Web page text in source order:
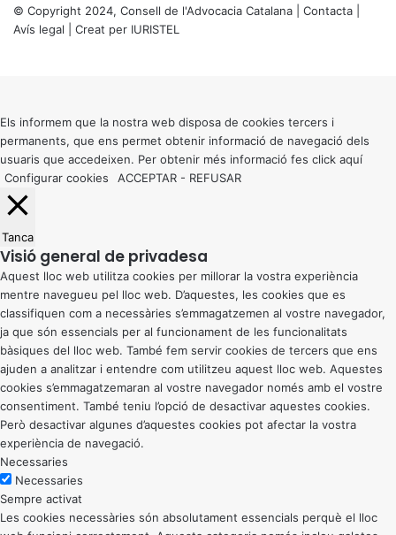
© Copyright 2024, Consell de l'Advocacia Catalana | Contacta
Avís legal | Creat per IURISTEL
button
Els informem que la nostra web disposa de cookies tercers i
permanents, que ens permet obtenir informació de navegació dels
usuaris que accedeixen. Per obtenir més informació fes click aquí
Configurar cookies
ACCEPTAR - REFUSAR
Tanca
Visió general de privadesa
Aquest lloc web utilitza cookies per millorar la vostra experiència
mentre navegueu pel lloc web. D’aquestes, les cookies que es
classifiquen com a necessàries s’emmagatzemen al vostre navegador,
ja que són essencials per al funcionament de les funcionalitats
bàsiques del lloc web. També fem servir cookies de tercers que ens
ajuden a analitzar i entendre com utilitzeu aquest lloc web. Aquestes
cookies s’emmagatzemaran al vostre navegador només amb el vostre
consentiment. També teniu l’opció de desactivar aquestes cookies.
Però desactivar algunes d’aquestes cookies pot afectar la vostra
experiència de navegació.
Necessaries
Necessaries
Sempre activat
Les cookies necessàries són absolutament essencials perquè el lloc